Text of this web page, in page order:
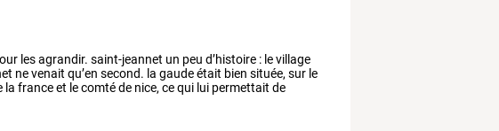
lesagrandir. saint-jeannet un peu d’histoire : levillage
nevenait qu’en second. la gaudeétait bien située, sur le
la franceet lecomtéde nice, cequi lui permettait de